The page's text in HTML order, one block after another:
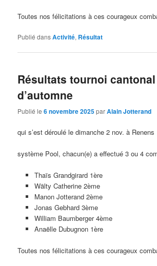
Toutes nos félicitations à ces courageux
Publié dansActivité, Résultat
Résultats tournoi cantonal
d’automne
Publié le6 novembre 2025parAlain Jotterand
qui s’est déroulé le dimanche 2 nov. à Renens
système Pool, chacun(e) a effectué 3 ou 4
Thaïs Grandgirard 1ère
Wälty Catherine 2ème
Manon Jotterand 2ème
Jonas Gebhard 3ème
William Baumberger 4ème
Anaëlle Dubugnon 1ère
Toutes nos félicitations à ces courageux